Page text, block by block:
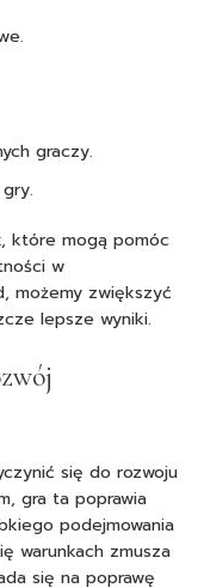
graczy.
które mogą pomóc
w
możemy zwiększyć
lepsze wyniki.
się do rozwoju
gra ta poprawia
podejmowania
warunkach zmusza
się na poprawę